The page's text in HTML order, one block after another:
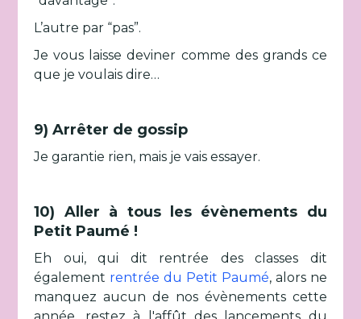
L’autre par “pas”.
Je vous laisse deviner comme des grands ce
que je voulais dire…
9) Arrêter de gossip
Je garantie rien, mais je vais essayer.
10) Aller à tous les évènements du
Petit Paumé !
Eh oui, qui dit rentrée des classes dit
également rentrée du Petit Paumé, alors ne
manquez aucun de nos évènements cette